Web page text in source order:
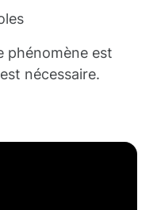
phénomène est
nécessaire.